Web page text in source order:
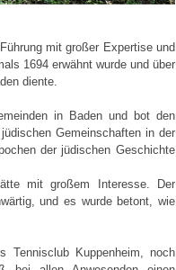
mit großer Expertise und
1694 erwähnt wurde und über
diente.
in Baden und bot den
Gemeinschaften in der
der jüdischen Geschichte
mit großem Interesse. Der
und es wurde betont, wie
Kuppenheim, noch